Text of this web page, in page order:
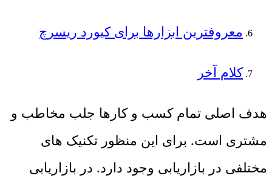
معروفترین ابزارها برای کیورد ریسرچ
کلام آخر
هدف اصلی تمام کسب و کارها جلب مخاطب و
مشتری است. برای این منظور تکنیک های
مختلفی در بازاریابی وجود دارد. در بازاریابی